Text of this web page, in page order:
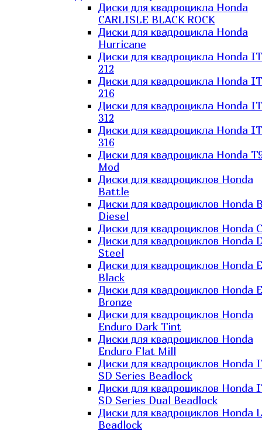
Диски для квадроцикла Honda
CARLISLE BLACK ROCK
Диски для квадроцикла Honda
Hurricane
Диски для квадроцикла Honda
212
Диски для квадроцикла Honda
216
Диски для квадроцикла Honda
312
Диски для квадроцикла Honda
316
Диски для квадроцикла Honda
Mod
Диски для квадроциклов Honda
Battle
Диски для квадроциклов Honda
Diesel
Диски для квадроциклов Honda
Диски для квадроциклов Honda
Steel
Диски для квадроциклов Honda
Black
Диски для квадроциклов Honda
Bronze
Диски для квадроциклов Honda
Enduro Dark Tint
Диски для квадроциклов Honda
Enduro Flat Mill
Диски для квадроциклов Honda
SD Series Beadlock
Диски для квадроциклов Honda
SD Series Dual Beadlock
Диски для квадроциклов Honda
Beadlock